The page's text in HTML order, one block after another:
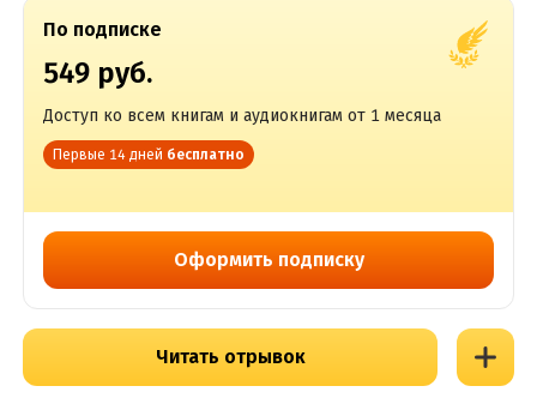
По подписке
549 руб.
Доступ ко всем книгам и аудиокнигам от 1 месяца
Первые 14 дней бесплатно
Оформить подписку
Читать отрывок